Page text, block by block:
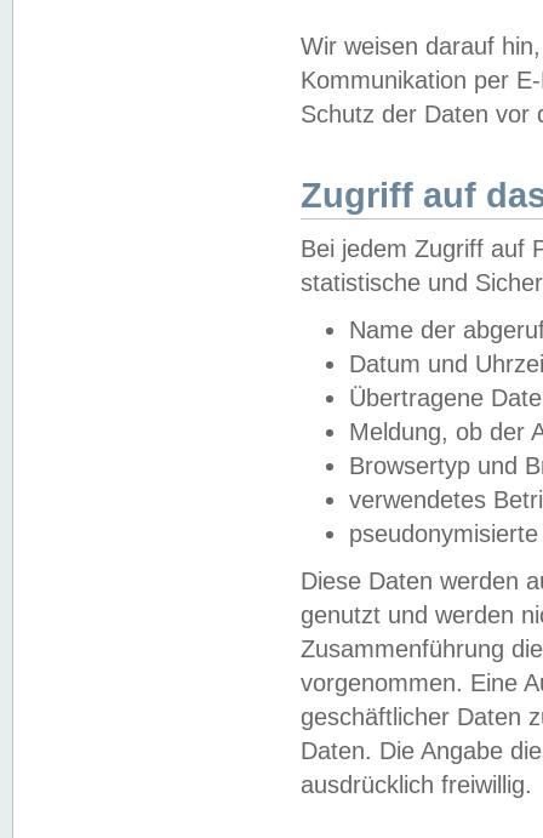
Wir weisen darauf
Kommunikation per
Schutz der Daten vor
Zugriff auf
Bei jedem Zugriff auf
statistische und
Name der
Datum und
Übertragene
Meldung, ob der
Browsertyp und
verwendetes
Diese Daten werden
genutzt und werden
Zusammenführung
vorgenommen. Eine
geschäftlicher Daten
Daten. Die Angabe
ausdrücklich freiwillig.